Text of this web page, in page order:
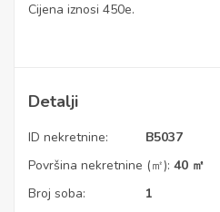
Cijena iznosi 450e.
Detalji
ID nekretnine:
B5037
Površina nekretnine (㎡): 40 ㎡
Broj soba:
1